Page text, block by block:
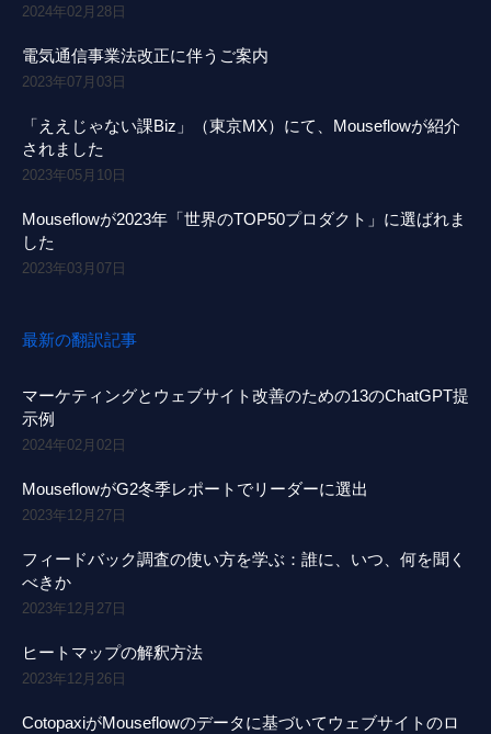
2024年02月28日
電気通信事業法改正に伴うご案内
2023年07月03日
「ええじゃない課Biz」（東京MX）にて、Mouseflowが紹介
されました
2023年05月10日
Mouseflowが2023年「世界のTOP50プロダクト」に選ばれま
した
2023年03月07日
最新の翻訳記事
マーケティングとウェブサイト改善のための13のChatGPT提
示例
2024年02月02日
MouseflowがG2冬季レポートでリーダーに選出
2023年12月27日
フィードバック調査の使い方を学ぶ：誰に、いつ、何を聞く
べきか
2023年12月27日
ヒートマップの解釈方法
2023年12月26日
CotopaxiがMouseflowのデータに基づいてウェブサイトのロ